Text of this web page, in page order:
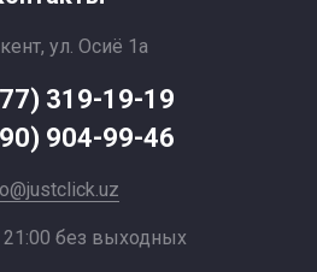
ул. Осиё 1a
319-19-19
904-99-46
21:00 без выходных